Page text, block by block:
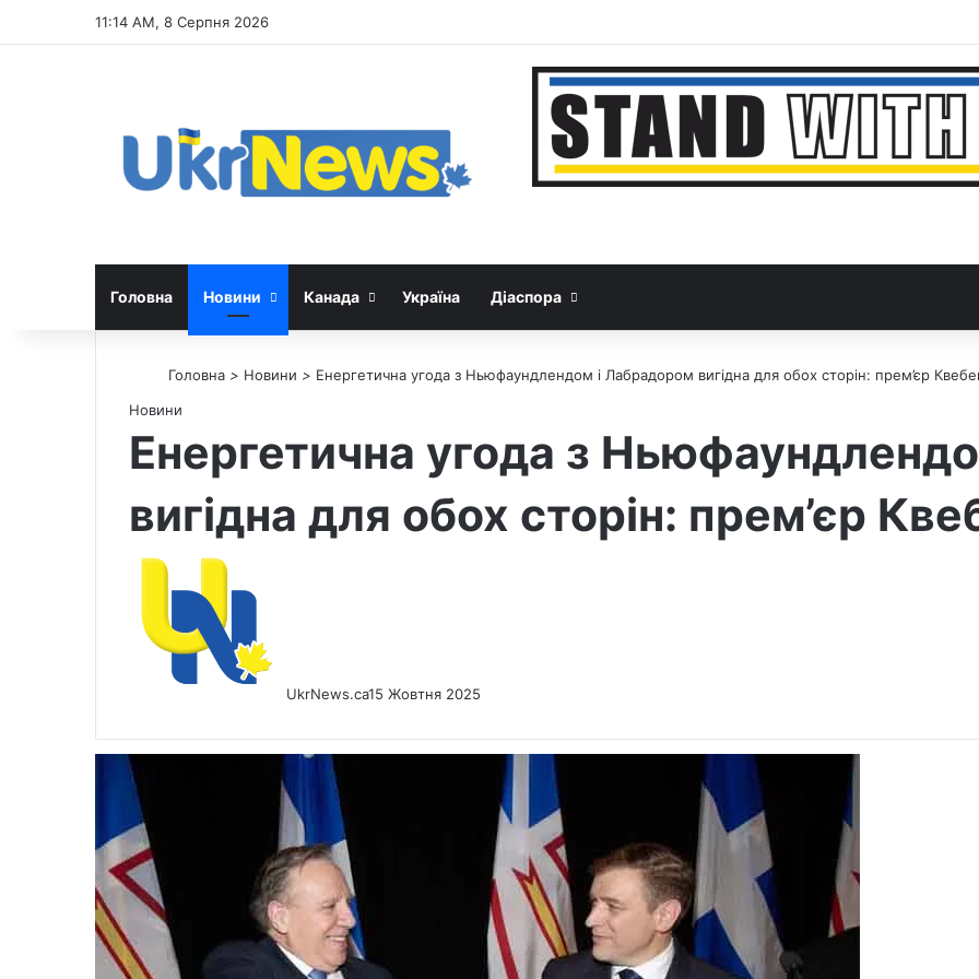
11:14 AM, 8 Серпня 2026
Google News
Threads
Головна Новини Канада Україна Діаспора
Головна > Новини > Енергетична угода з Ньюфаундлендом і Лабрадором вигідна для обох сторін: прем’єр
Новини
Енергетична угода з
вигідна для обох сторін: прем’єр
UkrNews.ca15 Жовтня 2025